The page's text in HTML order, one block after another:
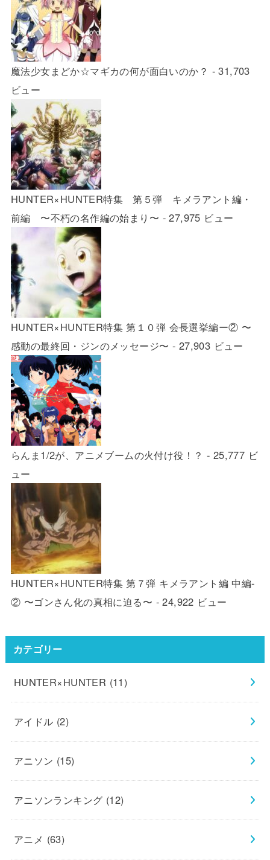
魔法少女まどか☆マギカの何が面白いのか？ - 31,703
ビュー
HUNTER×HUNTER特集 第５弾 キメラアント編・
前編 〜不朽の名作編の始まり〜 - 27,975 ビュー
HUNTER×HUNTER特集 第１０弾 会長選挙編ー② 〜
感動の最終回・ジンのメッセージ〜 - 27,903 ビュー
らんま1/2が、アニメブームの火付け役！？ - 25,777 ビ
ュー
HUNTER×HUNTER特集 第７弾 キメラアント編 中編-
② 〜ゴンさん化の真相に迫る〜 - 24,922 ビュー
カテゴリー
HUNTER×HUNTER (11)
アイドル (2)
アニソン (15)
アニソンランキング (12)
アニメ (63)